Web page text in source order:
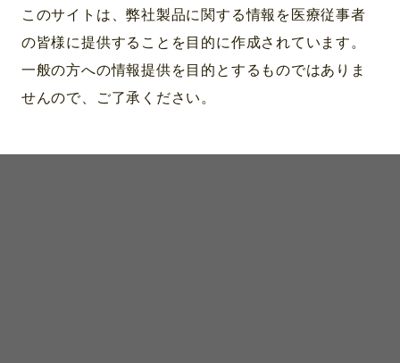
このサイトは、弊社製品に関する情報を医療従事者
の皆様に提供することを目的に作成されています。
一般の方への情報提供を目的とするものではありま
せんので、ご了承ください。
製品番号：C-000.33.315
ディフューザーフィル